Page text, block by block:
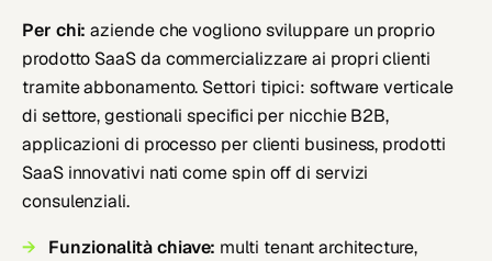
Per chi: aziende che vogliono sviluppare un proprio
prodotto SaaS da commercializzare ai propri clienti
tramite abbonamento. Settori tipici: software verticale
di settore, gestionali specifici per nicchie B2B,
applicazioni di processo per clienti business, prodotti
SaaS innovativi nati come spin off di servizi
consulenziali.
Funzionalità chiave: multi tenant architecture,